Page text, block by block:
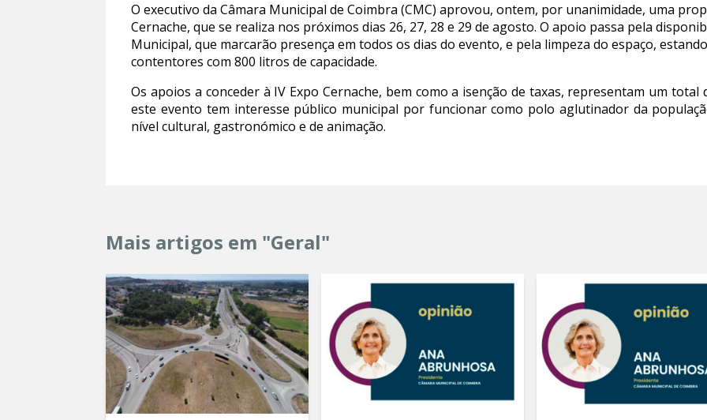
O executivo da Câmara Municipal de Coimbra (CMC) aprovou, ontem, por unanimidade, uma
Cernache, que se realiza nos próximos dias 26, 27, 28 e 29 de agosto. O apoio passa pela
Municipal, que marcarão presença em todos os dias do evento, e pela limpeza do espaço,
contentores com 800 litros de capacidade.
Os apoios a conceder à IV Expo Cernache, bem como a isenção de taxas, representam um total
este evento tem interesse público municipal por funcionar como polo aglutinador da
nível cultural, gastronómico e de animação.
Mais artigos em "Geral"